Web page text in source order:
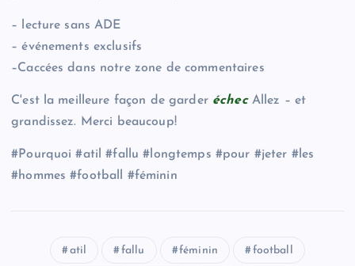
– lecture sans ADE
– événements exclusifs
–Caccées dans notre zone de commentaires
C'est la meilleure façon de garder échecAllez – et
grandissez. Merci beaucoup!
#Pourquoi #atil #fallu #longtemps #pour #jeter #les
#hommes #football #féminin
atil fallu féminin football